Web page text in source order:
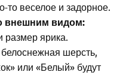
то веселое и задорное.
внешним видом:
размер ярика.
шерсть,
или «Белый» будут